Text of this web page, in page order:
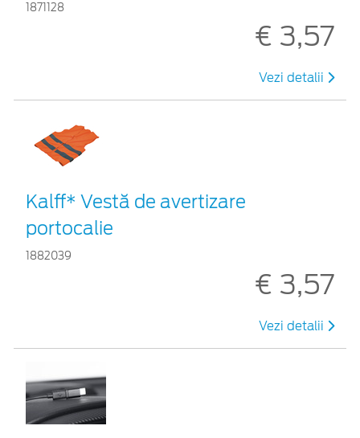
1871128
€ 3,57
Vezi detalii
Kalff* Vestă de avertizare
portocalie
1882039
€ 3,57
Vezi detalii